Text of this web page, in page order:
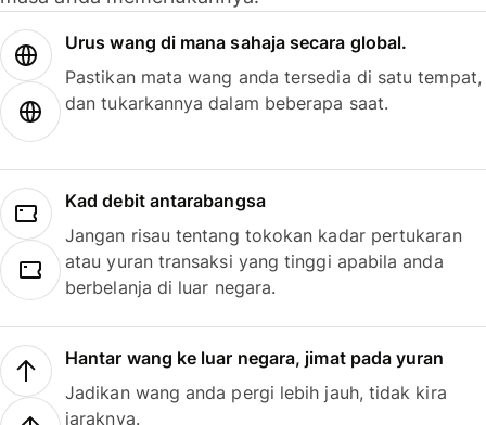
Urus wang di mana sahaja secara global.
Pastikan mata wang anda tersedia di satu tempat,
dan tukarkannya dalam beberapa saat.
Kad debit antarabangsa
Jangan risau tentang tokokan kadar pertukaran
atau yuran transaksi yang tinggi apabila anda
berbelanja di luar negara.
Hantar wang ke luar negara, jimat pada yuran
Jadikan wang anda pergi lebih jauh, tidak kira
jaraknya.